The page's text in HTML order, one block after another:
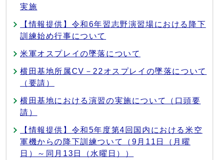
実施
【情報提供】令和6年習志野演習場における降下
訓練始め行事について
米軍オスプレイの墜落について
横田基地所属CV－22オスプレイの墜落について
（要請）
横田基地における演習の実施について（口頭要
請）
【情報提供】令和5年度第4回国内における米空
軍機からの降下訓練ついて（9月11日（月曜
日）～同月13日（水曜日））